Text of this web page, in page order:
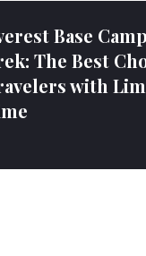
Base
The Best
with